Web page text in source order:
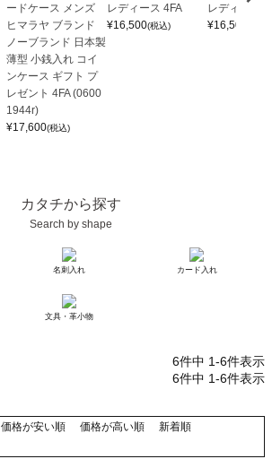
ードケース メンズ
ヒマラヤ ブランド
ノーブランド 日本製
薄型 小銭入れ コイ
ンケース ギフト プ
レゼント 4FA (0600
1944r)
¥17,600(税込)
レディース 4FA
¥16,500(税込)
レディース
¥16,500
カタチから探す
Search by shape
名刺入れ カード入れ
文具・革小物
6件中 1-6件表示
6件中 1-6件表示
価格が安い順 価格が高い順
新着順